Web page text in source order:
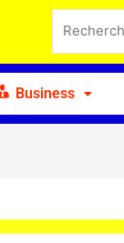
pour :
Business